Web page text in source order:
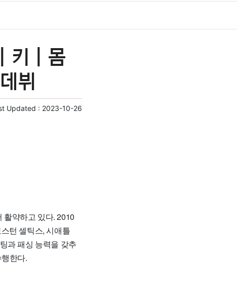
키 | 몸
뷔
Updated : 2023-10-26
활약하고 있다. 2010
턴 셀틱스, 시애틀
과 패싱 능력을 갖추
한다.